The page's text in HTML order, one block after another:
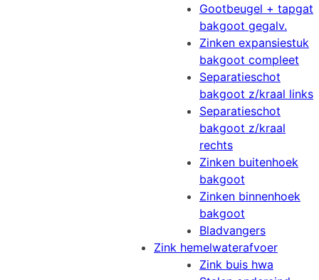
Gootbeugel + tapgat
bakgoot gegalv.
Zinken expansiestuk
bakgoot compleet
Separatieschot
bakgoot z/kraal links
Separatieschot
bakgoot z/kraal
rechts
Zinken buitenhoek
bakgoot
Zinken binnenhoek
bakgoot
Bladvangers
Zink hemelwaterafvoer
Zink buis hwa